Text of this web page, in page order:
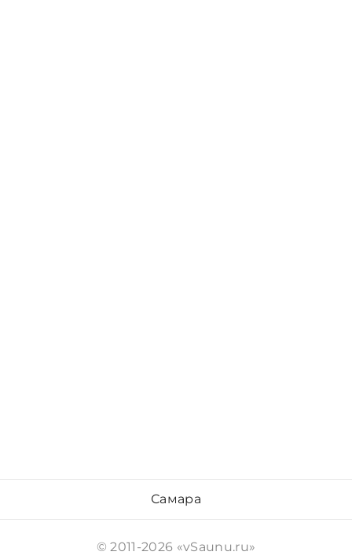
Самара
© 2011-2026 «vSaunu.ru»